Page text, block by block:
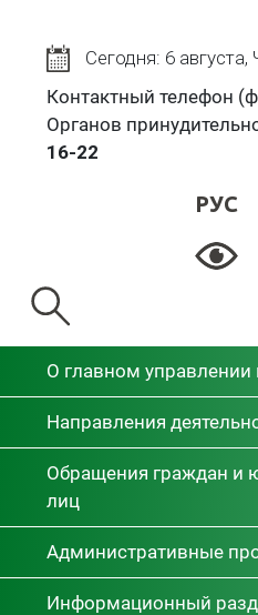
Сегодня: 6 августа,
Контактный телефон
Органов
16-22
РУС
РУС
О главном управлении
Направления
Обращения граждан и
лиц
Административные
Информационный